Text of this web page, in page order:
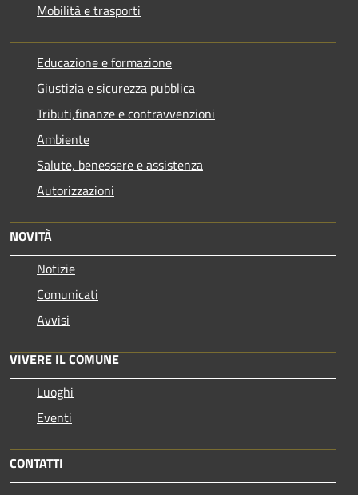
Mobilità e trasporti
Educazione e formazione
Giustizia e sicurezza pubblica
Tributi,finanze e contravvenzioni
Ambiente
Salute, benessere e assistenza
Autorizzazioni
NOVITÀ
Notizie
Comunicati
Avvisi
VIVERE IL COMUNE
Luoghi
Eventi
CONTATTI